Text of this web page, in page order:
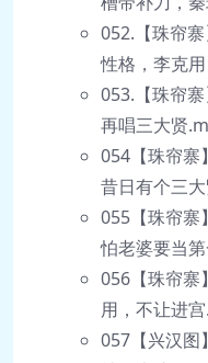
052.【珠帘
性格，李克
053.【珠帘
再唱三大贤
054【珠帘寨
昔日有个三
055【珠帘寨
怕老婆要当
056【珠帘寨
用，不让进
057【兴汉图